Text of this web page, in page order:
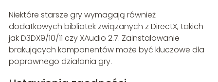
Niektóre starsze gry wymagają również
dodatkowych bibliotek związanych z DirectX, takich
jak D3DX9/10/11 czy XAudio 2.7. Zainstalowanie
brakujących komponentów może być kluczowe dla
poprawnego działania gry.